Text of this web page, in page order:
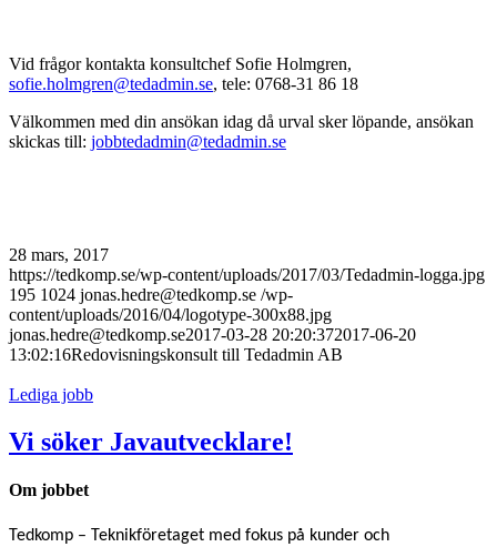
Vid frågor kontakta konsultchef Sofie Holmgren,
sofie.holmgren@tedadmin.se, tele: 0768-31 86 18
Välkommen med din ansökan idag då urval sker löpande, ansökan
skickas till: jobbtedadmin@tedadmin.se
28 mars, 2017
https://tedkomp.se/wp-content/uploads/2017/03/Tedadmin-logga.jpg
195 1024 jonas.hedre@tedkomp.se /wp-
content/uploads/2016/04/logotype-300x88.jpg
jonas.hedre@tedkomp.se2017-03-28 20:20:372017-06-20
13:02:16Redovisningskonsult till Tedadmin AB
Lediga jobb
Vi söker Javautvecklare!
Om jobbet
Tedkomp – Teknikföretaget med fokus på kunder och